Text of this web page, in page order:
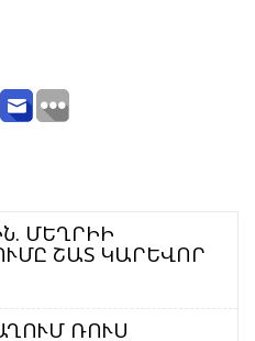
ՄԵՂՐԻԻ
ՇԱՏ ԿԱՐԵՎՈՐ
ՌՈՒՍ